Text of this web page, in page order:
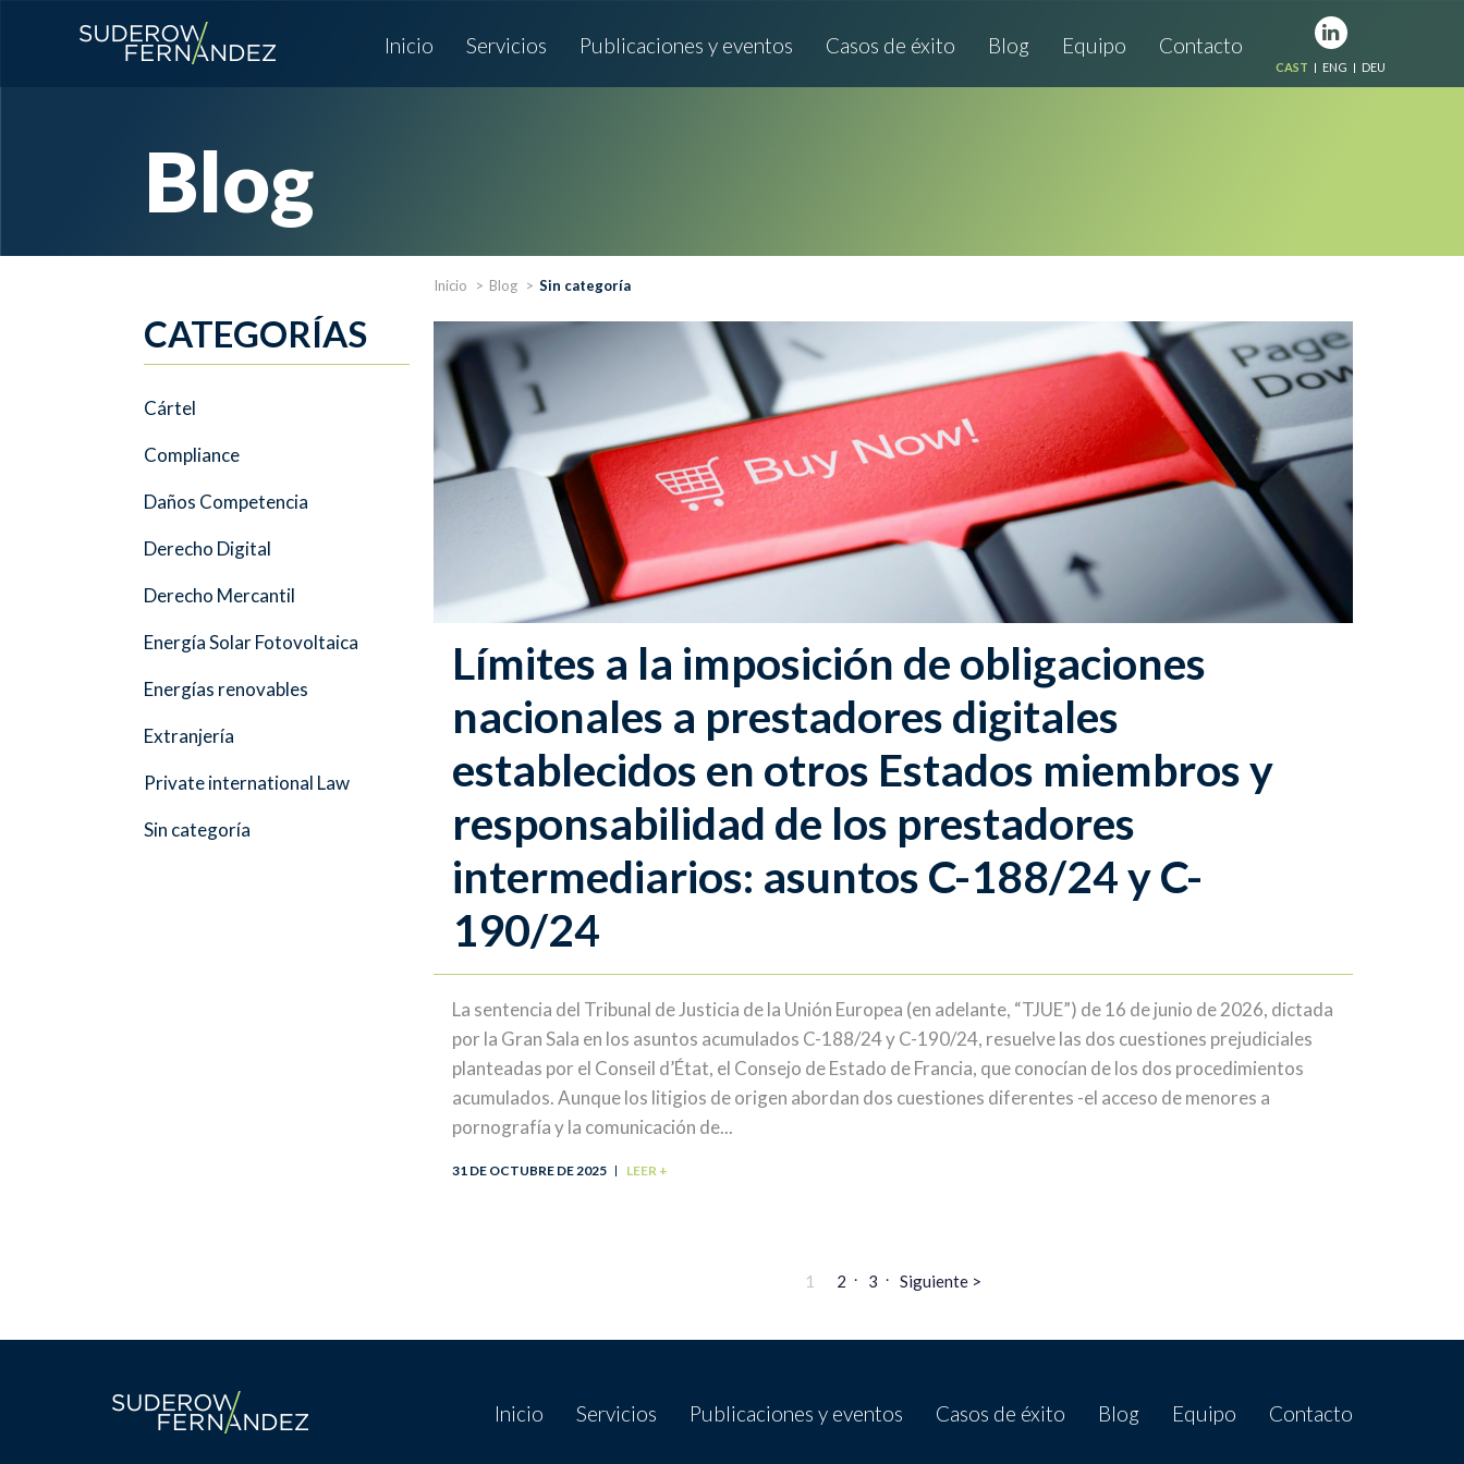
Inicio Servicios Publicaciones y eventos Casos de éxito Blog Equipo Contacto
CAST ENG DEU
Blog
CATEGORÍAS
Cártel
Compliance
Daños Competencia
Derecho Digital
Derecho Mercantil
Energía Solar Fotovoltaica
Energías renovables
Extranjería
Private international Law
Sin categoría
Inicio Blog Sin categoría
Límites a la imposición de obligaciones
nacionales a prestadores digitales
establecidos en otros Estados miembros y
responsabilidad de los prestadores
intermediarios: asuntos C-188/24 y C-
190/24
La sentencia del Tribunal de Justicia de la Unión Europea (en adelante, “TJUE”) de 16 de junio de 2026, dictada
por la Gran Sala en los asuntos acumulados C-188/24 y C-190/24, resuelve las dos cuestiones prejudiciales
planteadas por el Conseil d’État, el Consejo de Estado de Francia, que conocían de los dos procedimientos
acumulados. Aunque los litigios de origen abordan dos cuestiones diferentes -el acceso de menores a
pornografía y la comunicación de...
31 DE OCTUBRE DE 2025 LEER +
1 2 3 Siguiente >
Inicio Servicios Publicaciones y eventos Casos de éxito Blog Equipo Contacto